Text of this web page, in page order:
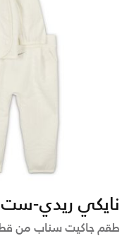
نايكي ريدي-ست
طقم جاكيت سناب من